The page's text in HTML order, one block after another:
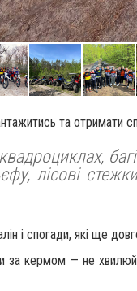
та отримати
лісові
і спогади, які ще
за кермом — не